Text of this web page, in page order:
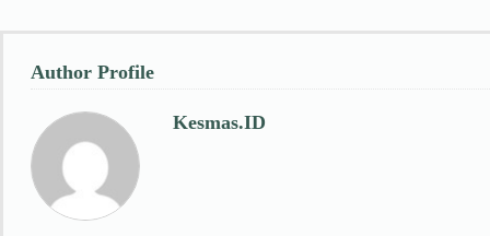
Author Profile
Kesmas.ID